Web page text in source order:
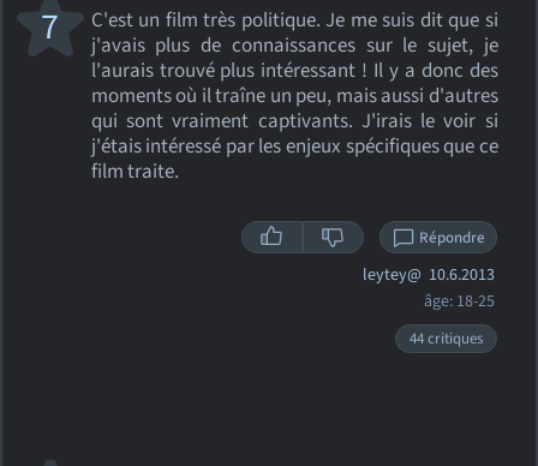
C'est un film très politique. Je me suis dit que si
j'avais plus de connaissances sur le sujet, je
l'aurais trouvé plus intéressant ! Il y a donc des
moments où il traîne un peu, mais aussi d'autres
qui sont vraiment captivants. J'irais le voir si
j'étais intéressé par les enjeux spécifiques que ce
film traite.
7
Répondre
leytey@ 10.6.2013
âge: 18-25
44 critiques